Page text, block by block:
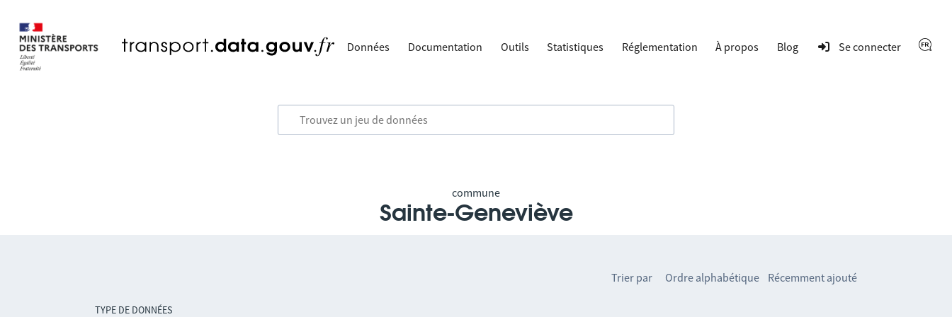
Données Documentation Outils Statistiques Réglementation À propos Blog Se connecter
commune
Sainte-Geneviève
TYPE DE DONNÉES
Trier par Ordre alphabétique Récemment ajouté